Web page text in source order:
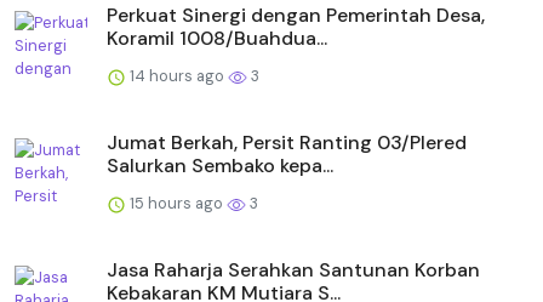
Perkuat Sinergi dengan Pemerintah Desa,
Koramil 1008/Buahdua...
14 hours ago 3
Jumat Berkah, Persit Ranting 03/Plered
Salurkan Sembako kepa...
15 hours ago 3
Jasa Raharja Serahkan Santunan Korban
Kebakaran KM Mutiara S...